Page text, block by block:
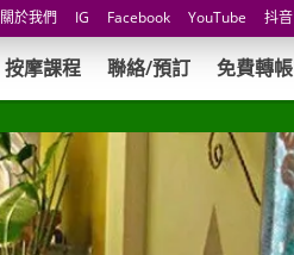
關於我們 IG Facebook YouTube 抖音
按摩課程 聯絡/預訂 免費轉帳